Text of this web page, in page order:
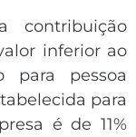
contribuição
inferior ao
para pessoa
para
é de 11%